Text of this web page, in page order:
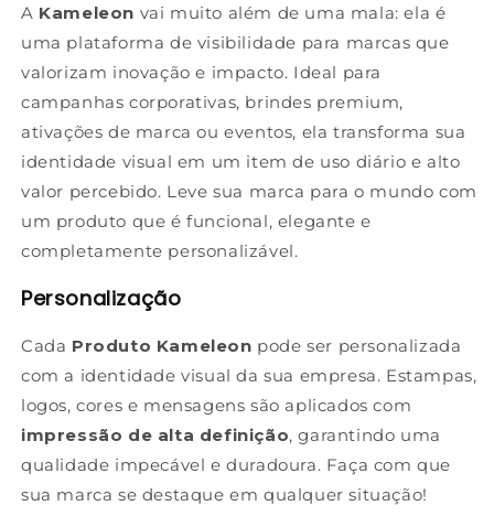
A Kameleon vai muito além de uma mala: ela é
uma plataforma de visibilidade para marcas que
valorizam inovação e impacto. Ideal para
campanhas corporativas, brindes premium,
ativações de marca ou eventos, ela transforma sua
identidade visual em um item de uso diário e alto
valor percebido. Leve sua marca para o mundo com
um produto que é funcional, elegante e
completamente personalizável.
Personalização
Cada Produto Kameleon pode ser personalizada
com a identidade visual da sua empresa. Estampas,
logos, cores e mensagens são aplicados com
impressão de alta definição, garantindo uma
qualidade impecável e duradoura. Faça com que
sua marca se destaque em qualquer situação!